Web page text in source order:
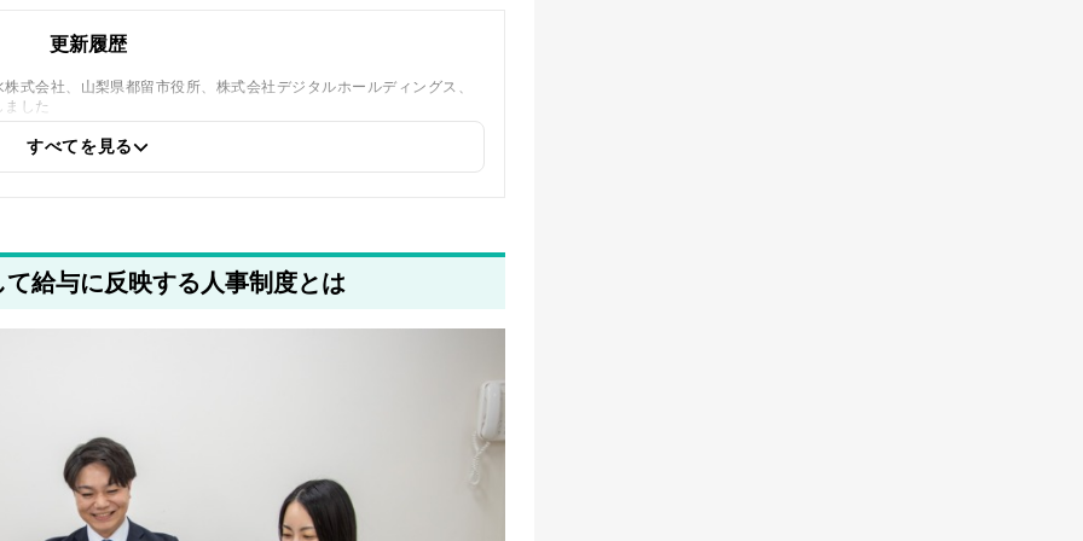
更新履歴
式会社、山梨県都留市役所、株式会社デジタルホールディングス、
した
すべてを見る
給与に反映する人事制度とは